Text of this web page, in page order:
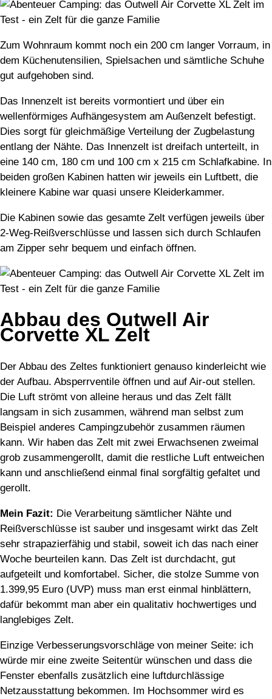
Zum Wohnraum kommt noch ein 200 cm langer Vorraum, in
dem Küchenutensilien, Spielsachen und sämtliche Schuhe
gut aufgehoben sind.
Das Innenzelt ist bereits vormontiert und über ein
wellenförmiges Aufhängesystem am Außenzelt befestigt.
Dies sorgt für gleichmäßige Verteilung der Zugbelastung
entlang der Nähte. Das Innenzelt ist dreifach unterteilt, in
eine 140 cm, 180 cm und 100 cm x 215 cm Schlafkabine. In
beiden großen Kabinen hatten wir jeweils ein Luftbett, die
kleinere Kabine war quasi unsere Kleiderkammer.
Die Kabinen sowie das gesamte Zelt verfügen jeweils über
2-Weg-Reißverschlüsse und lassen sich durch Schlaufen
am Zipper sehr bequem und einfach öffnen.
Abbau des Outwell Air
Corvette XL Zelt
Der Abbau des Zeltes funktioniert genauso kinderleicht wie
der Aufbau. Absperrventile öffnen und auf Air-out stellen.
Die Luft strömt von alleine heraus und das Zelt fällt
langsam in sich zusammen, während man selbst zum
Beispiel anderes Campingzubehör zusammen räumen
kann. Wir haben das Zelt mit zwei Erwachsenen zweimal
grob zusammengerollt, damit die restliche Luft entweichen
kann und anschließend einmal final sorgfältig gefaltet und
gerollt.
Mein Fazit: Die Verarbeitung sämtlicher Nähte und
Reißverschlüsse ist sauber und insgesamt wirkt das Zelt
sehr strapazierfähig und stabil, soweit ich das nach einer
Woche beurteilen kann. Das Zelt ist durchdacht, gut
aufgeteilt und komfortabel. Sicher, die stolze Summe von
1.399,95 Euro (UVP) muss man erst einmal hinblättern,
dafür bekommt man aber ein qualitativ hochwertiges und
langlebiges Zelt.
Einzige Verbesserungsvorschläge von meiner Seite: ich
würde mir eine zweite Seitentür wünschen und dass die
Fenster ebenfalls zusätzlich eine luftdurchlässige
Netzausstattung bekommen. Im Hochsommer wird es